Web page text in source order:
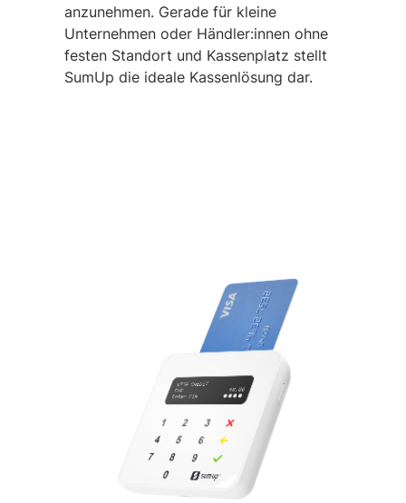
anzunehmen. Gerade für kleine
Unternehmen oder Händler:innen ohne
festen Standort und Kassenplatz stellt
SumUp die ideale Kassenlösung dar.